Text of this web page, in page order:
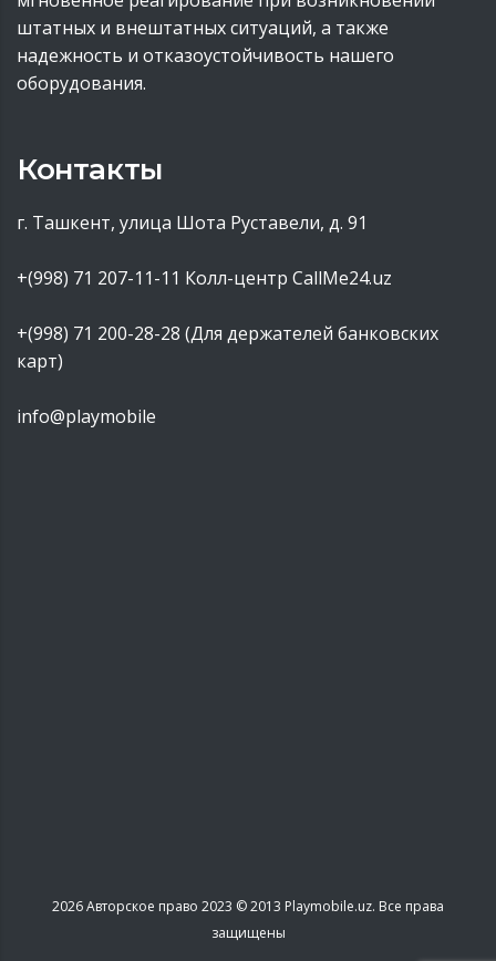
штатных и внештатных ситуаций, а также
надежность и отказоустойчивость нашего
оборудования.
Контакты
г. Ташкент, улица Шота Руставели, д. 91
+(998) 71 207-11-11 Колл-центр CallMe24.uz
+(998) 71 200-28-28 (Для держателей банковских
карт)
info@playmobile
2026Авторское право 2023 © 2013 Playmobile.uz. Все права
защищены